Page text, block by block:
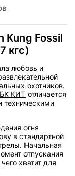
Kung Fossil
кгс)
любовь и
охотников.
КИТ отличается
огня
в стандартной
Начальная
отпускания
хватит для